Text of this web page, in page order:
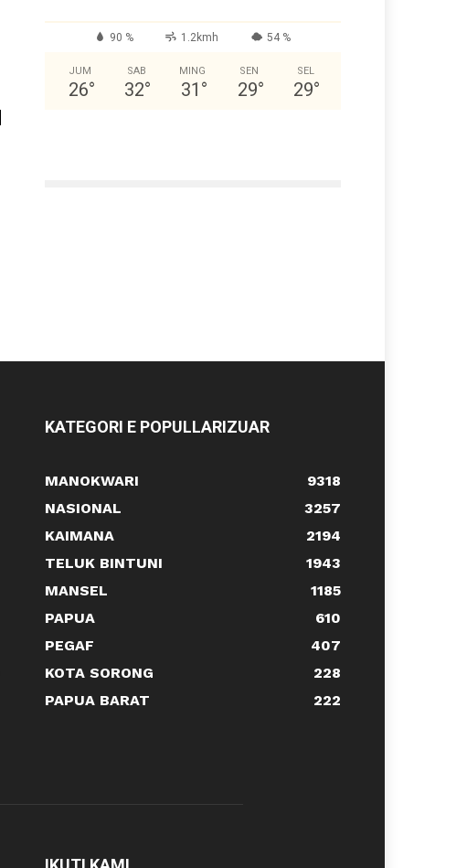
90 % 1.2kmh 54 %
JUM
26°
SAB
32°
MING
31 °
SEN
29°
SEL
29°
KATEGORI E POPULLARIZUAR
MANOKWARI
9318
NASIONAL
3257
KAIMANA
2194
TELUK BINTUNI
1943
MANSEL
1185
PAPUA
610
PEGAF
407
KOTA SORONG
228
PAPUA BARAT
222